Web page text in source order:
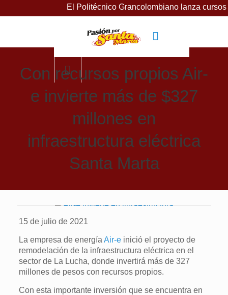
El Politécnico Grancolombiano lanza cursos gratuitos
Con recursos propios Air-
e invierte más de $327
millones en
infraestructura eléctrica
Santa Marta
15 de julio de 2021
La empresa de energía Air-e inició el proyecto de
remodelación de la infraestructura eléctrica en el
sector de La Lucha, donde invertirá más de 327
millones de pesos con recursos propios.
Con esta importante inversión que se encuentra en